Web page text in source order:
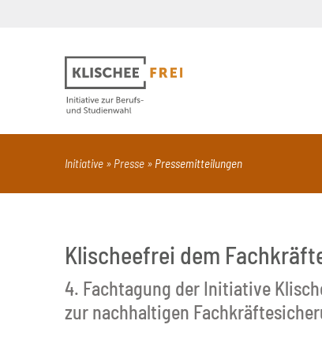
Suchbegriff
Initiative Presse Pressemitteilungen
Klischeefrei dem
4. Fachtagung der Initiative
zur nachhaltigen